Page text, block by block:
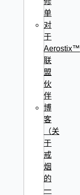
单
对
于
Aerostix™
联
盟
伙
伴
博
客
（关
于
戒
烟
的
一